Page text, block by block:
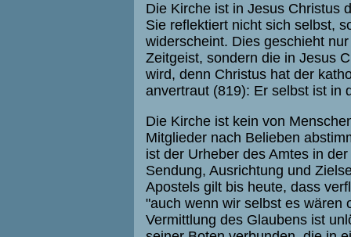
Die Kirche ist in Jesus Christus
Sie reflektiert nicht sich selbst,
widerscheint. Dies geschieht
Zeitgeist, sondern die in Jesus
wird, denn Christus hat der
anvertraut (819): Er selbst ist in
Die Kirche ist kein von
Mitglieder nach Belieben
ist der Urheber des Amtes in
Sendung, Ausrichtung und
Apostels gilt bis heute, dass
"auch wenn wir selbst es wären
Vermittlung des Glaubens ist